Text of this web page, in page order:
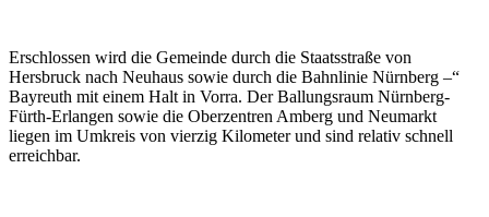
Erschlossen wird die Gemeinde durch die Staatsstraße von
Hersbruck nach Neuhaus sowie durch die Bahnlinie Nürnberg –“
Bayreuth mit einem Halt in Vorra. Der Ballungsraum Nürnberg-
Fürth-Erlangen sowie die Oberzentren Amberg und Neumarkt
liegen im Umkreis von vierzig Kilometer und sind relativ schnell
erreichbar.